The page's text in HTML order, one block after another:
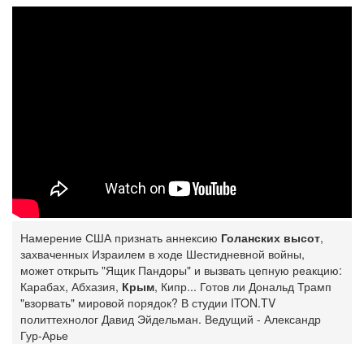
Намерение США признать аннексию Голанских высот,
захваченных Израилем в ходе Шестидневной войны,
может открыть "Ящик Пандоры" и вызвать цепную реакцию:
Карабах, Абхазия, Крым, Кипр... Готов ли Дональд Трамп
"взорвать" мировой порядок? В студии ITON.TV
политтехнолог Давид Эйдельман. Ведущий - Александр
Гур-Арье